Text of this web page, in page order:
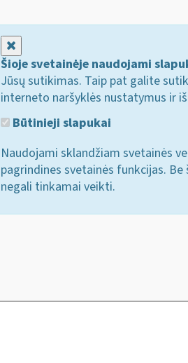
Šioje svetainėje naudojami
Jūsų sutikimas. Taip pat galite
interneto naršyklės nustatymus ir
Būtinieji slapukai
Naudojami sklandžiam svetainės
pagrindines svetainės funkcijas. Be
negali tinkamai veikti.